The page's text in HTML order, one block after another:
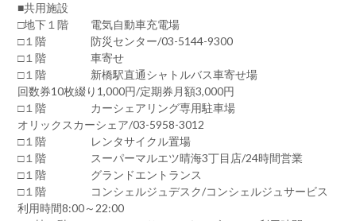
■共用施設
□地下１階 電気自動車充電場
□１階 防災センター/03-5144-9300
□１階 車寄せ
□１階 新橋駅直通シャトルバス車寄せ場
回数券10枚綴り1,000円/定期券月額3,000円
□１階 カーシェアリング専用駐車場
オリックスカーシェア/03-5958-3012
□１階 レンタサイクル置場
□１階 スーパーマルエツ晴海3丁目店/24時間営業
□１階 グランドエントランス
□１階 コンシェルジュデスク/コンシェルジュサービス
利用時間8:00～22:00